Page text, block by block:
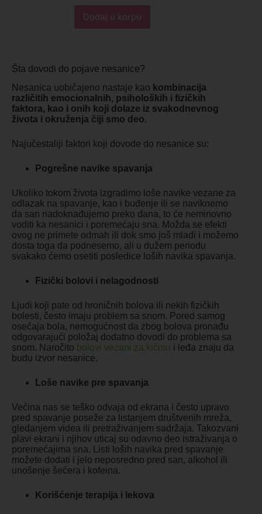
Dodaj u korpu
Šta dovodi do pojave nesanice?
Nesanica uobičajeno nastaje kao kombinacija
različitih emocionalnih, psiholoških i fizičkih
faktora, kao i onih koji dolaze iz svakodnevnog
života i okruženja čiji smo deo.
Najučestaliji faktori koji dovode do nesanice su:
Pogrešne navike spavanja
Ukoliko tokom života izgradimo loše navike vezane za
odlazak na spavanje, kao i buđenje ili se naviknemo
da san nadoknađujemo preko dana, to će neminovno
voditi ka nesanici i poremećaju sna. Možda se efekti
ovog ne primete odmah ili dok smo još mladi i možemo
dosta toga da podnesemo, ali u dužem periodu
svakako ćemo osetiti posledice loših navika spavanja.
Fizički bolovi i nelagodnosti
Ljudi koji pate od hroničnih bolova ili nekih fizičkih
bolesti, često imaju problem sa snom. Pored samog
osećaja bola, nemogućnost da zbog bolova pronađu
odgovarajući položaj dodatno dovodi do problema sa
snom. Naročito bolovi vezani za kičmu i leđa znaju da
budu izvor nesanice.
Loše navike pre spavanja
Većina nas se teško odvaja od ekrana i često upravo
pred spavanje poseže za listanjem društvenih mreža,
gledanjem videa ili pretraživanjem sadržaja. Takozvani
plavi ekrani i njihov uticaj su odavno deo istraživanja o
poremećajima sna. Listi loših navika pred spavanje
možete dodati i jelo neposredno pred san, alkohol ili
unošenje šećera i kofeina.
Korišćenje terapija i lekova